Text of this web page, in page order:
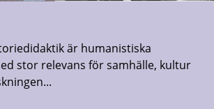
är humanistiska
stor relevans för samhälle, kultur